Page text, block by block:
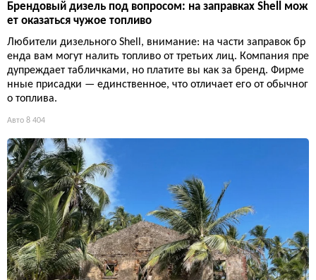
Брендовый дизель под вопросом: на заправках Shell мож
ет оказаться чужое топливо
Любители дизельного Shell, внимание: на части заправок бр
енда вам могут налить топливо от третьих лиц. Компания пре
дупреждает табличками, но платите вы как за бренд. Фирме
нные присадки — единственное, что отличает его от обычног
о топлива.
Авто 8 404